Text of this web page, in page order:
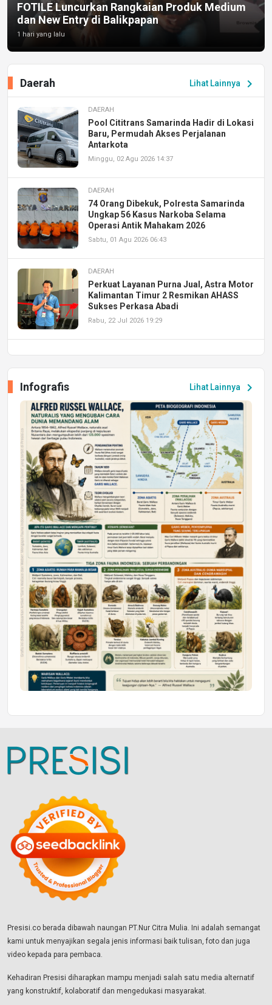
FOTILE Luncurkan Rangkaian Produk Medium
dan New Entry di Balikpapan
1 hari yang lalu
Lihat Lainnya chevron_right
Daerah
DAERAH
Pool Cititrans Samarinda Hadir di Lokasi
Baru, Permudah Akses Perjalanan
Antarkota
Minggu, 02 Agu 2026 14:37
DAERAH
74 Orang Dibekuk, Polresta Samarinda
Ungkap 56 Kasus Narkoba Selama
Operasi Antik Mahakam 2026
Sabtu, 01 Agu 2026 06:43
DAERAH
Perkuat Layanan Purna Jual, Astra Motor
Kalimantan Timur 2 Resmikan AHASS
Sukses Perkasa Abadi
Rabu, 22 Jul 2026 19:29
Peluang Kerja dan Magang
Jumat, 17 Jul 2026 22:30
DAERAH
Astra Motor Kalimantan Timur 2 Dukung
Mahasiswa Samarinda dalam Astra
Honda SDGs Future Leaders 2026
Jumat, 10 Jul 2026 19:01
Lihat Lainnya chevron_right
Infografis
Presisi.co berada dibawah naungan PT.Nur Citra Mulia. Ini adalah semangat
kami untuk menyajikan segala jenis informasi baik tulisan, foto dan juga
video kepada para pembaca.
Kehadiran Presisi diharapkan mampu menjadi salah satu media alternatif
yang konstruktif, kolaboratif dan mengedukasi masyarakat.